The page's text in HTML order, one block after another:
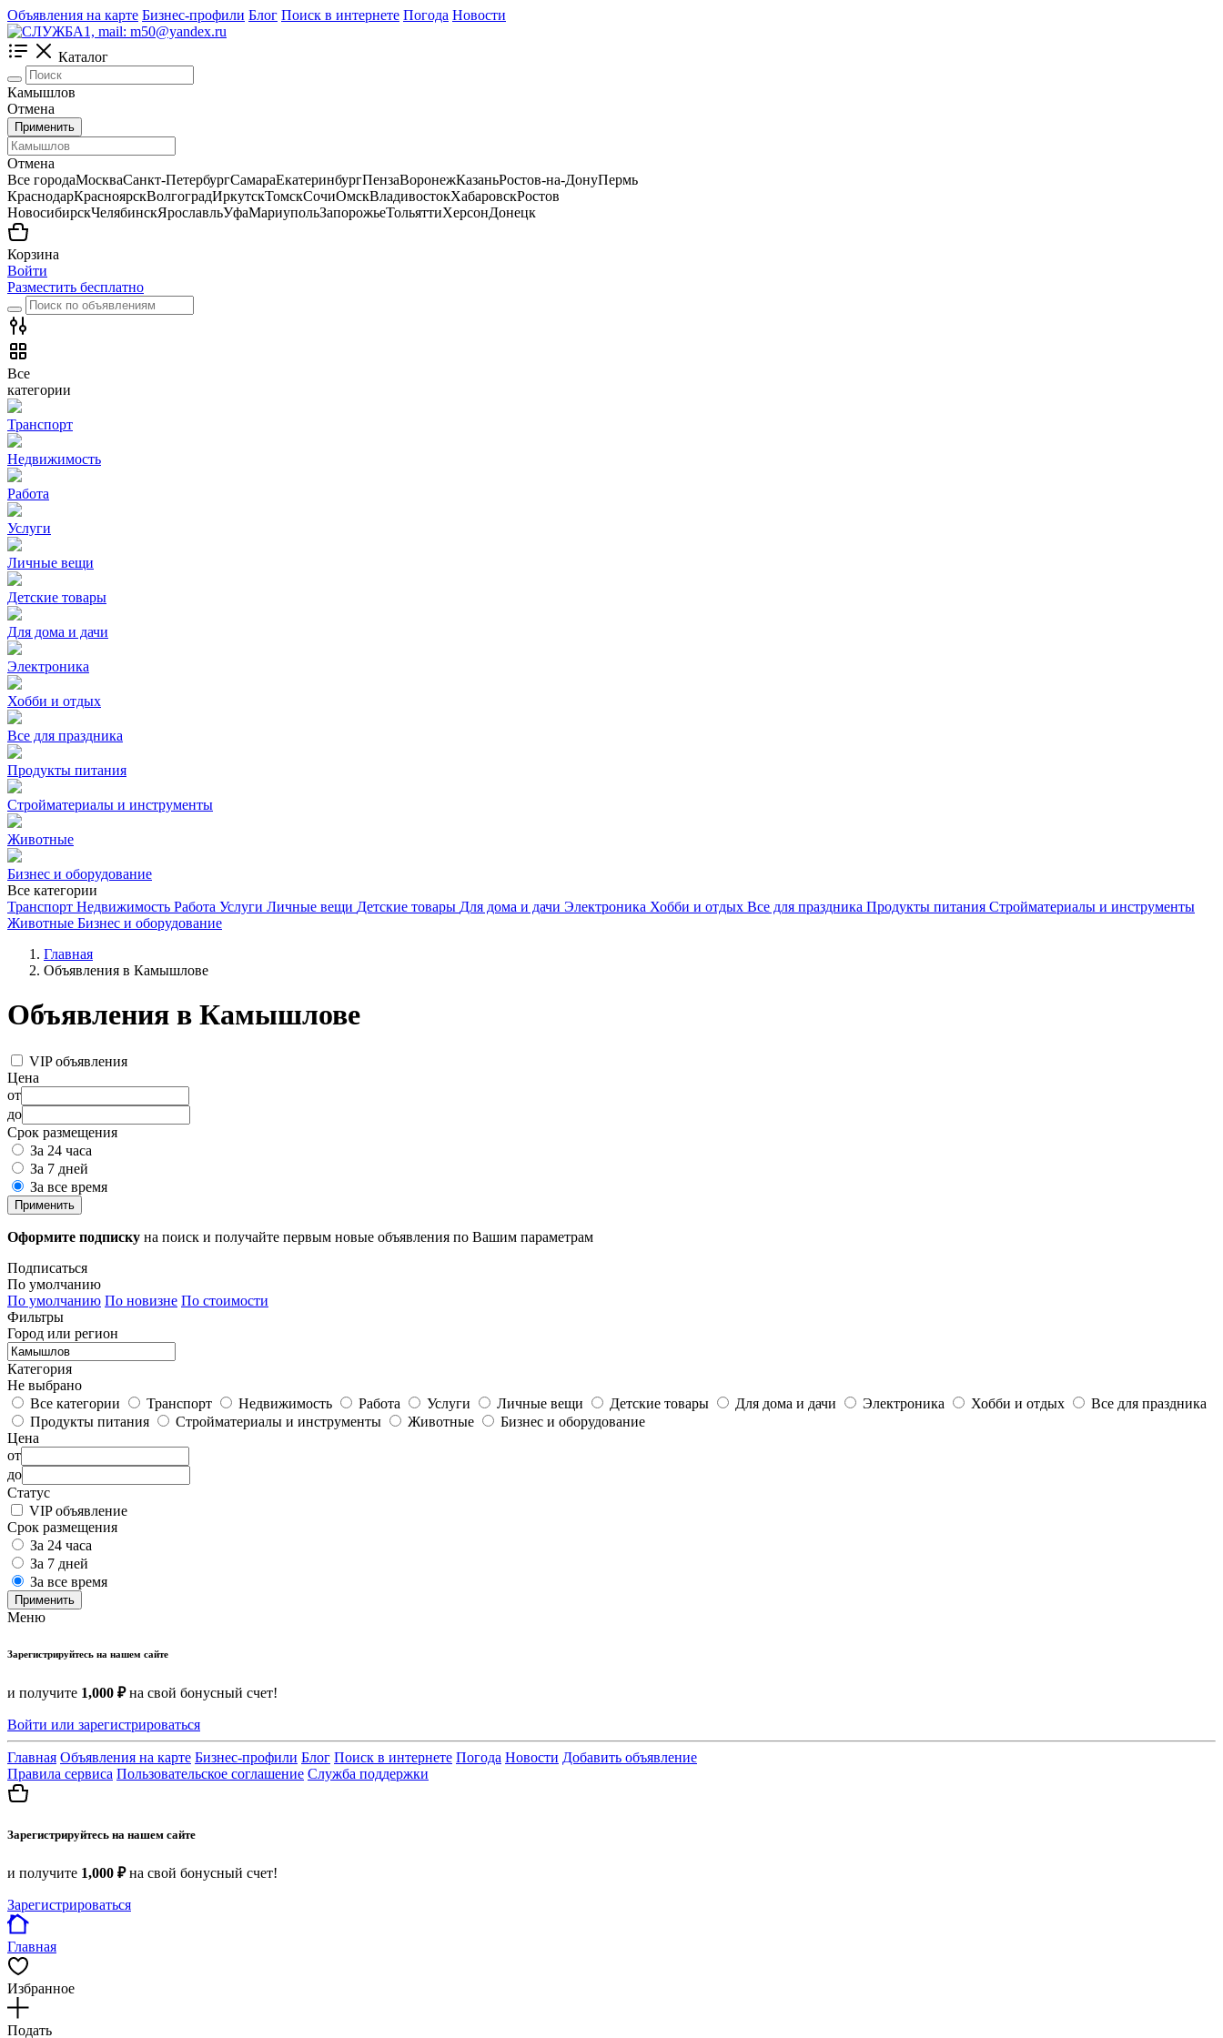
Объявления на карте Бизнес-профили Блог Поиск в интернете Погода Новости
Каталог
Камышлов
Отмена
Применить
Отмена
Все городаМоскваСанкт-ПетербургСамараЕкатеринбургПензаВоронежКазаньРостов-на-ДонуПермь
КраснодарКрасноярскВолгоградИркутскТомскСочиОмскВладивостокХабаровскРостов
НовосибирскЧелябинскЯрославльУфаМариупольЗапорожьеТольяттиХерсонДонецк
Корзина
Войти
Разместить бесплатно
Все
категории
Транспорт
Недвижимость
Работа
Услуги
Личные вещи
Детские товары
Для дома и дачи
Электроника
Хобби и отдых
Все для праздника
Продукты питания
Стройматериалы и инструменты
Животные
Бизнес и оборудование
Все категории
Транспорт Недвижимость Работа Услуги Личные вещи Детские товары Для дома и дачи Электроника Хобби и отдых Все для праздника Продукты питания Стройматериалы и инструменты
Животные Бизнес и оборудование
Главная
Объявления в Камышлове
Объявления в Камышлове
VIP объявления
Цена
от
до
Срок размещения
За 24 часа
За 7 дней
За все время
Применить
Оформите подписку на поиск и получайте первым новые объявления по Вашим параметрам
Подписаться
По умолчанию
По умолчанию По новизне По стоимости
Фильтры
Город или регион
Категория
Не выбрано
Все категории
Транспорт Недвижимость Работа Услуги Личные вещи Детские товары Для дома и дачи Электроника Хобби и отдых
Все для праздника
Продукты питания
Стройматериалы и инструменты Животные
Бизнес и оборудование
Цена
от
до
Статус
VIP объявление
Срок размещения
За 24 часа
За 7 дней
За все время
Применить
Меню
Зарегистрируйтесь на нашем сайте
и получите 1,000 ₽на свой бонусный счет!
Войти или зарегистрироваться
Главная Объявления на карте Бизнес-профили Блог Поиск в интернете Погода Новости Добавить объявление
Правила сервиса Пользовательское соглашение Служба поддержки
Зарегистрируйтесь на нашем сайте
и получите 1,000 ₽на свой бонусный счет!
Зарегистрироваться
Главная
Избранное
Подать